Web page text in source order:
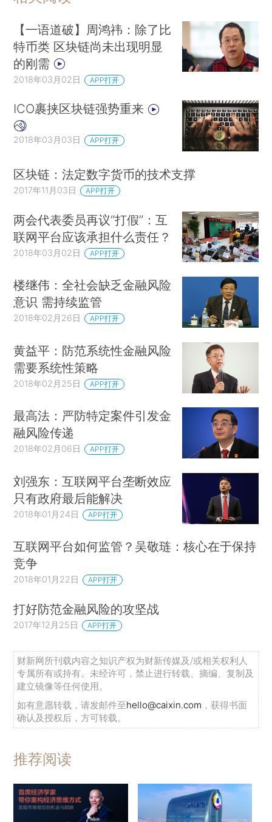
【一语道破】周鸿祎：除了比
特币类 区块链尚未出现明显
的刚需
2018年03月02日 APP打开
ICO裹挟区块链强势重来
2018年03月03日 APP打开
区块链：法定数字货币的技术支撑
2017年11月03日 APP打开
两会代表委员再议“打假”：互
联网平台应该承担什么责任？
2018年03月02日 APP打开
楼继伟：全社会缺乏金融风险
意识 需持续监管
2018年02月26日 APP打开
黄益平：防范系统性金融风险
需要系统性策略
2018年02月25日 APP打开
最高法：严防特定案件引发金
融风险传递
2018年02月06日 APP打开
刘强东：互联网平台垄断效应
只有政府最后能解决
2018年01月24日 APP打开
互联网平台如何监管？吴敬琏：核心在于保持
竞争
2018年01月22日 APP打开
打好防范金融风险的攻坚战
2017年12月25日 APP打开
财新网所刊载内容之知识产权为财新传媒及/或相关权利人
专属所有或持有。未经许可，禁止进行转载、摘编、复制及
建立镜像等任何使用。
如有意愿转载，请发邮件至hello@caixin.com ，获得书面
确认及授权后，方可转载。
推荐阅读